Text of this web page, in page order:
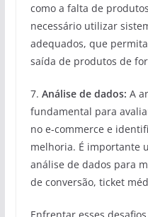
como a falta de
necessário utilizar
adequados, que
saída de produtos de
7. Análise de dados: A
fundamental para
no e-commerce e
melhoria. É importante
análise de dados para
de conversão, ticket